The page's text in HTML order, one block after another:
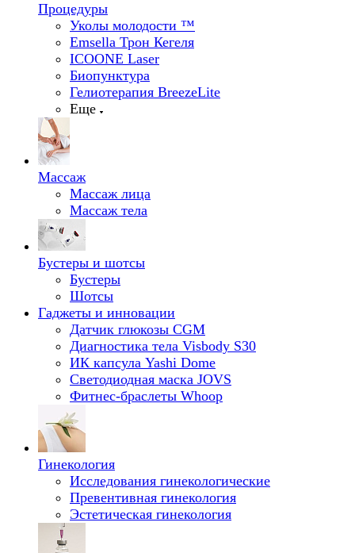
Процедуры
Уколы молодости ™
Emsella Трон Кегеля
ICOONE Laser
Биопунктура
Гелиотерапия BreezeLite
Еще
Массаж
Массаж лица
Массаж тела
Бустеры и шотсы
Бустеры
Шотсы
Гаджеты и инновации
Датчик глюкозы CGM
Диагностика тела Visbody S30
ИК капсула Yashi Dome
Светодиодная маска JOVS
Фитнес-браслеты Whoop
Гинекология
Исследования гинекологические
Превентивная гинекология
Эстетическая гинекология